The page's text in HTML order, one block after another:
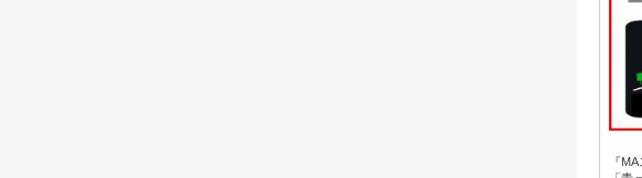
『